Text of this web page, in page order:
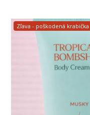
Zľava - poškodená krabička